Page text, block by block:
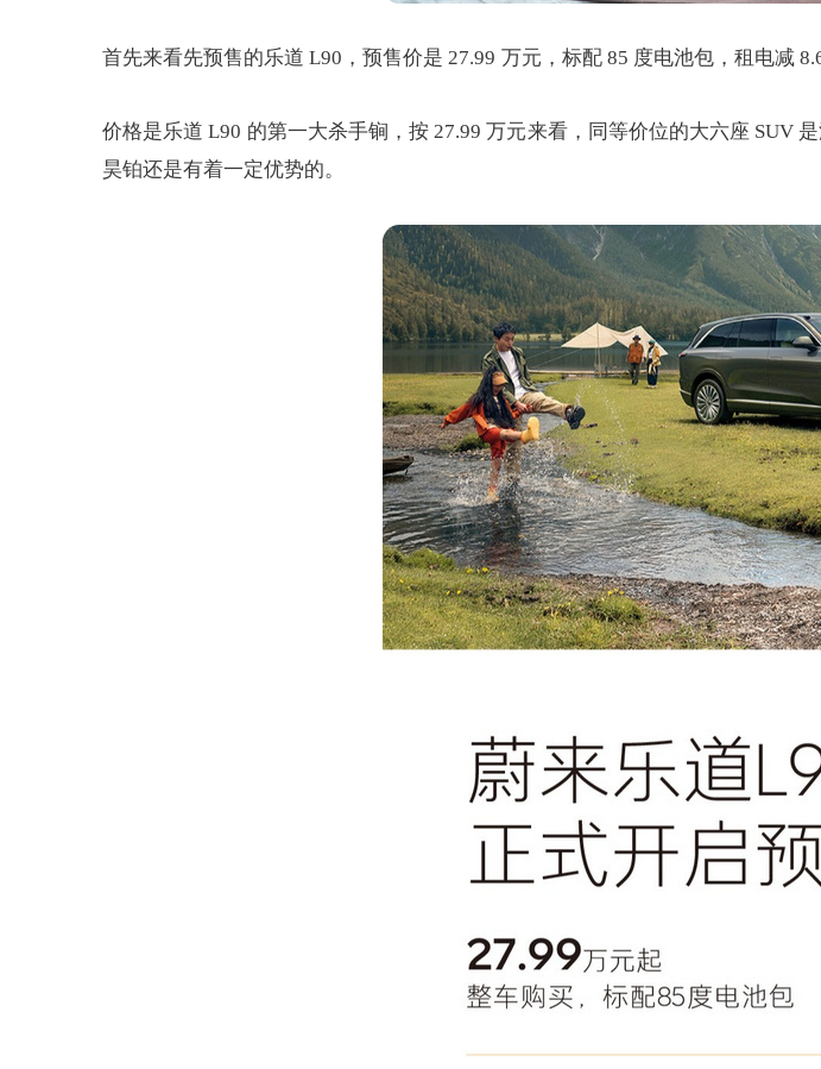
首先来看先预售的乐道 L90，预售价是 27.99 万元，标配 85 度电池包，租电减
价格是乐道 L90 的第一大杀手锏，按 27.99 万元来看，同等价位的大六座 SUV
昊铂还是有着一定优势的。